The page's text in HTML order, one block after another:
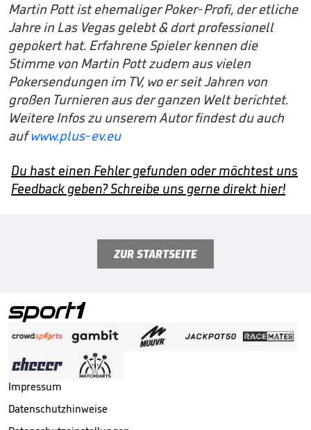
Martin Pott ist ehemaliger Poker-Profi, der etliche
Jahre in Las Vegas gelebt & dort professionell
gepokert hat. Erfahrene Spieler kennen die
Stimme von Martin Pott zudem aus vielen
Pokersendungen im TV, wo er seit Jahren von
großen Turnieren aus der ganzen Welt berichtet.
Weitere Infos zu unserem Autor findest du auch
aufwww.plus-ev.eu
Du hast einen Fehler gefunden oder möchtest uns
Feedback geben? Schreibe uns gerne direkt hier!
ZUR STARTSEITE
Impressum
Datenschutzhinweise